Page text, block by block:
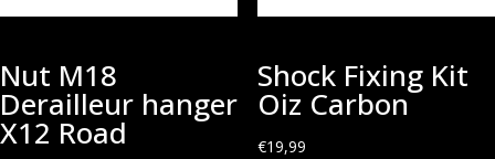
Nut M18
Derailleur hanger
X12 Road
Shock Fixing Kit
Oiz Carbon
€19,99